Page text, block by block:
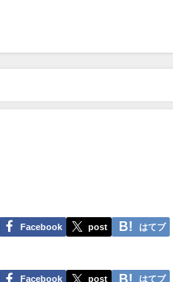
Facebook post はてブ
Facebook post はてブ